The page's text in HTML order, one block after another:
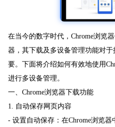
在当今的数字时代，Chrome浏览
器，其下载及多设备管理功能对
要。下面将介绍如何有效地使用
进行多设备管理。
一、Chrome浏览器下载功能
1. 自动保存网页内容
- 设置自动保存：在Chrome浏览器